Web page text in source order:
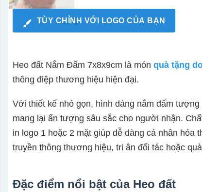
TÙY CHỈNH VỚI LOGO CỦA BẠN
Heo đất Nắm Đấm 7x8x9cm là món quà tặng
thông điệp thương hiệu hiện đại.
Với thiết kế nhỏ gọn, hình dáng nắm đấm
mang lại ấn tượng sâu sắc cho người nhận.
in logo 1 hoặc 2 mặt giúp dễ dàng cá nhân
truyền thông thương hiệu, tri ân đối tác hoặc
Đặc điểm nổi bật của Heo đất